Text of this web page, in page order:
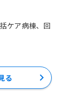
ケア病棟、回
る